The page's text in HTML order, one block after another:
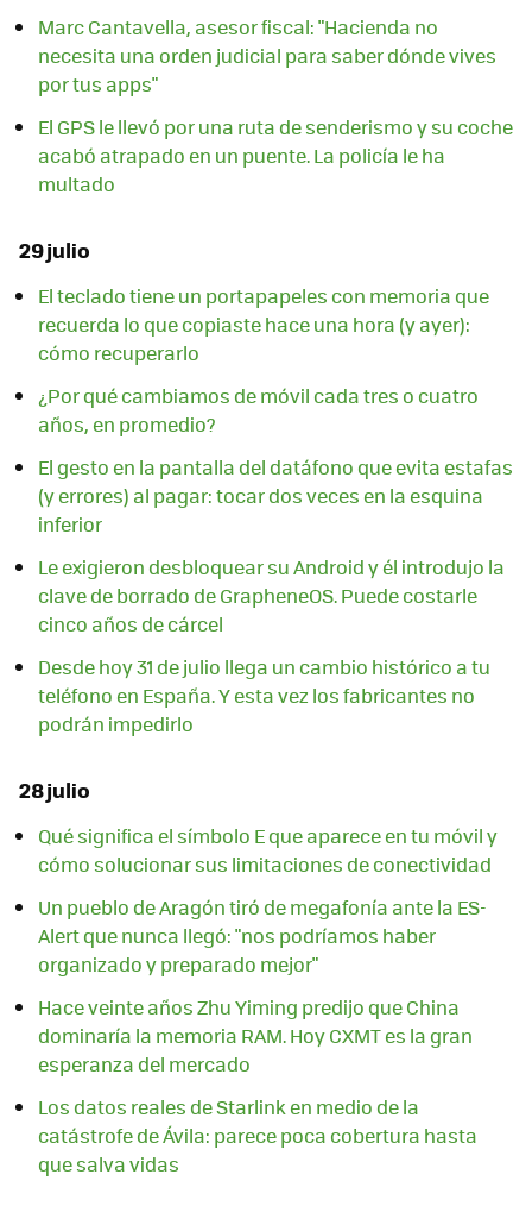
Marc Cantavella, asesor fiscal: "Hacienda no
necesita una orden judicial para saber dónde vives
por tus apps"
El GPS le llevó por una ruta de senderismo y su coche
acabó atrapado en un puente. La policía le ha
multado
29 julio
El teclado tiene un portapapeles con memoria que
recuerda lo que copiaste hace una hora (y ayer):
cómo recuperarlo
¿Por qué cambiamos de móvil cada tres o cuatro
años, en promedio?
El gesto en la pantalla del datáfono que evita estafas
(y errores) al pagar: tocar dos veces en la esquina
inferior
Le exigieron desbloquear su Android y él introdujo la
clave de borrado de GrapheneOS. Puede costarle
cinco años de cárcel
Desde hoy 31 de julio llega un cambio histórico a tu
teléfono en España. Y esta vez los fabricantes no
podrán impedirlo
28 julio
Qué significa el símbolo E que aparece en tu móvil y
cómo solucionar sus limitaciones de conectividad
Un pueblo de Aragón tiró de megafonía ante la ES-
Alert que nunca llegó: "nos podríamos haber
organizado y preparado mejor"
Hace veinte años Zhu Yiming predijo que China
dominaría la memoria RAM. Hoy CXMT es la gran
esperanza del mercado
Los datos reales de Starlink en medio de la
catástrofe de Ávila: parece poca cobertura hasta
que salva vidas